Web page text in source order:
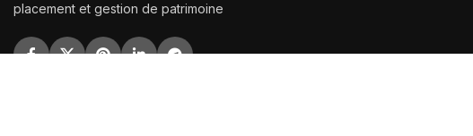
placement et gestion de patrimoine